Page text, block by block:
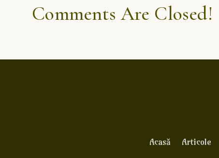
Comments Are Closed!
Acasă Articole